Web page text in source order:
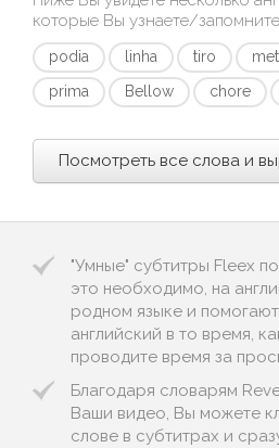
которые Вы узнаете/
podia linha tiro
prima
Bellow chore
Посмотреть все слова и
"Умные" субтитры Fleex
это необходимо, на
родном языке и
английский в то время,
проводите время за
Благодаря словарям
Ваши видео, Вы можете
слове в субтитрах и